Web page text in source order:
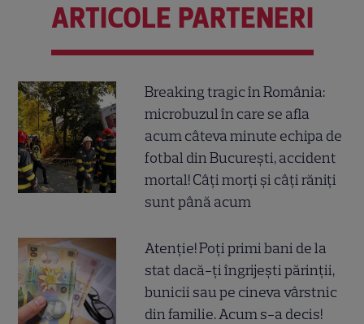
ARTICOLE PARTENERI
Breaking tragic în România:
microbuzul în care se afla
acum câteva minute echipa de
fotbal din București, accident
mortal! Câți morți și câți răniți
sunt până acum
Atenție! Poți primi bani de la
stat dacă-ți îngrijești părinții,
bunicii sau pe cineva vârstnic
din familie. Acum s-a decis!